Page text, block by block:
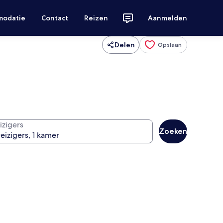
Contact Reizen Aanmelden
Delen Opslaan
Zoeken